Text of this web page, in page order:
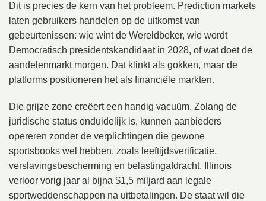
Dit is precies de kern van het probleem. Prediction markets
laten gebruikers handelen op de uitkomst van
gebeurtenissen: wie wint de Wereldbeker, wie wordt
Democratisch presidentskandidaat in 2028, of wat doet de
aandelenmarkt morgen. Dat klinkt als gokken, maar de
platforms positioneren het als financiële markten.
Die grijze zone creëert een handig vacuüm. Zolang de
juridische status onduidelijk is, kunnen aanbieders
opereren zonder de verplichtingen die gewone
sportsbooks wel hebben, zoals leeftijdsverificatie,
verslavingsbescherming en belastingafdracht. Illinois
verloor vorig jaar al bijna $1,5 miljard aan legale
sportweddenschappen na uitbetalingen. De staat wil die